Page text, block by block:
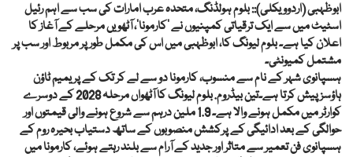
ابوظہبی (اردوویکلی):: بلوم ہولڈنگ، متحدہ عرب امارات کی سب سے اہم رئیل
اسٹیٹ میں سے ایک ترقیاتی کمپنیوں نے ‘کارمونا’، آٹھویں مرحلے کے آغاز کا
اعلان کیا ہے۔ بلوم لیونگ کا، ابوظہبی میں اس کی مکمل طور پر مربوط اور سب پر
مشتمل کمیونٹی۔
ہسپانوی شہر کے نام سے منسوب، کارمونا دو سے لے کر تک کے پریمیم ٹاؤن
ہاؤسز پیش کرتا ہے۔تین بیڈروم. بلوم لیونگ کا آٹھواں مرحلہ 2028 کے دوسرے
کوارٹر میں مکمل ہونے والا ہے۔ 1.9 ملین درہم سے شروع ہونے والی قیمتوں اور
حوالگی کے بعد ادائیگی کے پرکشش منصوبوں کے ساتھ دستیاب بحیرہ روم کے
ہسپانوی فن تعمیر سے متاثر اور جدید کے آرام سے بلند رہتے ہوئے، کارمونا میں